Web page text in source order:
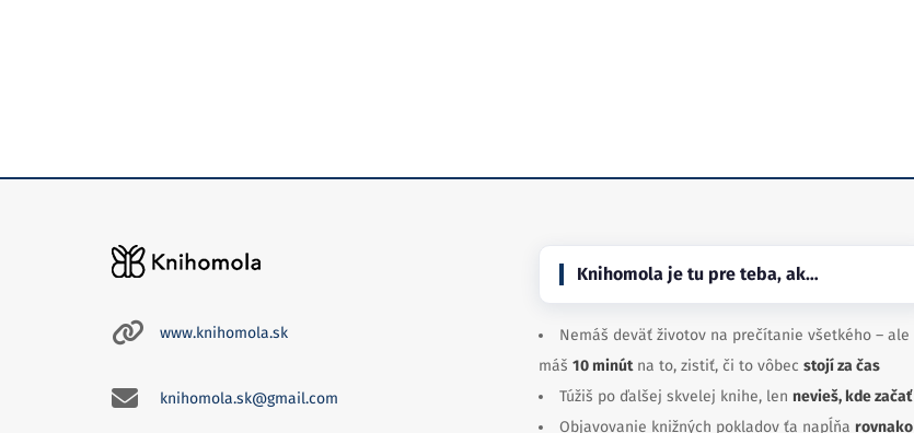
www.knihomola.sk
knihomola.sk@gmail.com
Knihomola je tu pre teba, ak…
Nemáš deväť životov na prečítanie všetkého – ale
máš 10 minútna to, zistiť, či to vôbec stojí za čas
Túžiš po ďalšej skvelej knihe, len nevieš, kde začať
Objavovanie knižných pokladov ťa napĺňa rovnako